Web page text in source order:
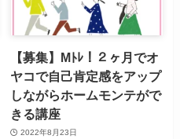
【募集】Mﾄﾚ！２ヶ月でオ
ヤコで自己肯定感をアップ
しながらホームモンテがで
きる講座
2022年8月23日